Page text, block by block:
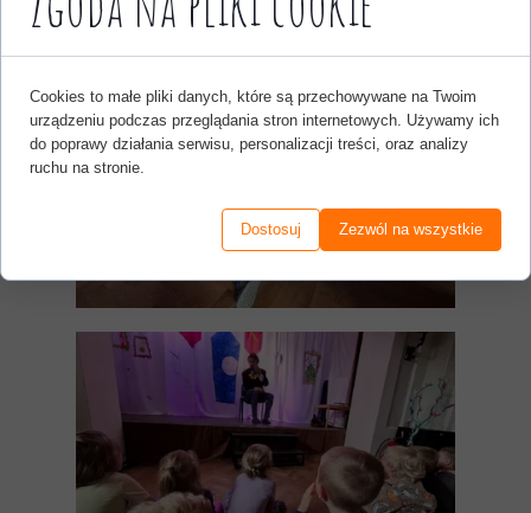
Cookies to małe pliki danych, które są przechowywane na Twoim
urządzeniu podczas przeglądania stron internetowych. Używamy ich
do poprawy działania serwisu, personalizacji treści, oraz analizy
ruchu na stronie.
Dostosuj Zezwól na wszystkie